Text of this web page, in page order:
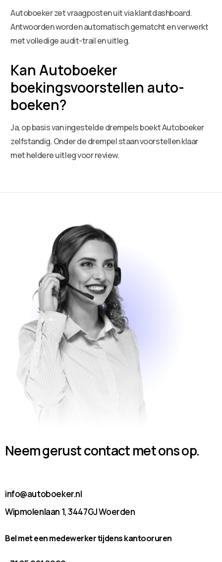
Autoboeker zet vraagposten uit via klantdashboard.
Antwoorden worden automatisch gematcht en verwerkt
met volledige audit-trail en uitleg.
Kan Autoboeker
boekingsvoorstellen auto-
boeken?
Ja, op basis van ingestelde drempels boekt Autoboeker
zelfstandig. Onder de drempel staan voorstellen klaar
met heldere uitleg voor review.
Neem gerust contact met ons op.
info@autoboeker.nl
Wipmolenlaan 1, 3447GJ Woerden
Bel met een medewerker tijdens kantooruren